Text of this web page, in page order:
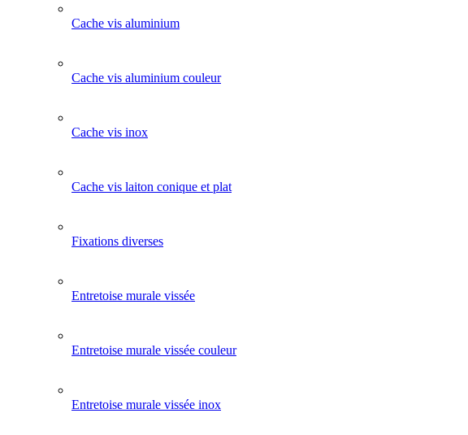
Cache vis aluminium
Cache vis aluminium couleur
Cache vis inox
Cache vis laiton conique et plat
Fixations diverses
Entretoise murale vissée
Entretoise murale vissée couleur
Entretoise murale vissée inox